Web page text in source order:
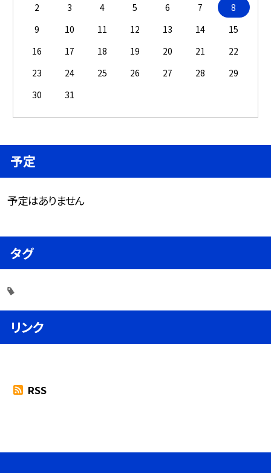
2
3 4 5 6 7
8
9
10 11 12 13 14
15
16
17 18 19 20 21
22
23
24 25 26 27 28
29
30
31
予定
予定はありません
タグ
リンク
RSS